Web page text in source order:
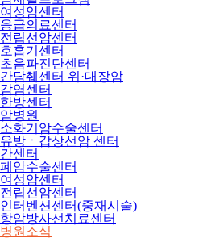
여성암센터
응급의료센터
전립선암센터
호흡기센터
초음파진단센터
간담췌센터 위·대장암
감염센터
한방센터
암병원
소화기암수술센터
유방ㆍ갑상선암 센터
간센터
폐암수술센터
여성암센터
전립선암센터
인터벤션센터(중재시술)
항암방사선치료센터
병원소식